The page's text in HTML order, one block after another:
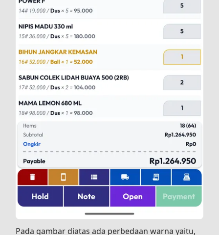
Pada gambar diatas ada perbedaan warna yaitu,